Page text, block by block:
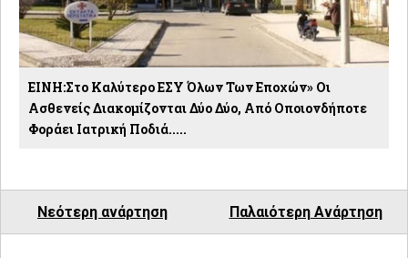
ΕΙΝΗ:Στο Καλύτερο ΕΣΥ Όλων Των Εποχών» Οι
Ασθενείς Διακομίζονται Δύο Δύο, Από Οποιονδήποτε
Φοράει Ιατρική Ποδιά.....
Νεότερη ανάρτηση Παλαιότερη Ανάρτηση